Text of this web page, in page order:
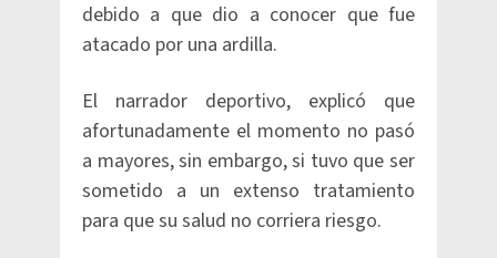
debido a que dio a conocer que fue
atacado por una ardilla.
El narrador deportivo, explicó que
afortunadamente el momento no pasó
a mayores, sin embargo, si tuvo que ser
sometido a un extenso tratamiento
para que su salud no corriera riesgo.